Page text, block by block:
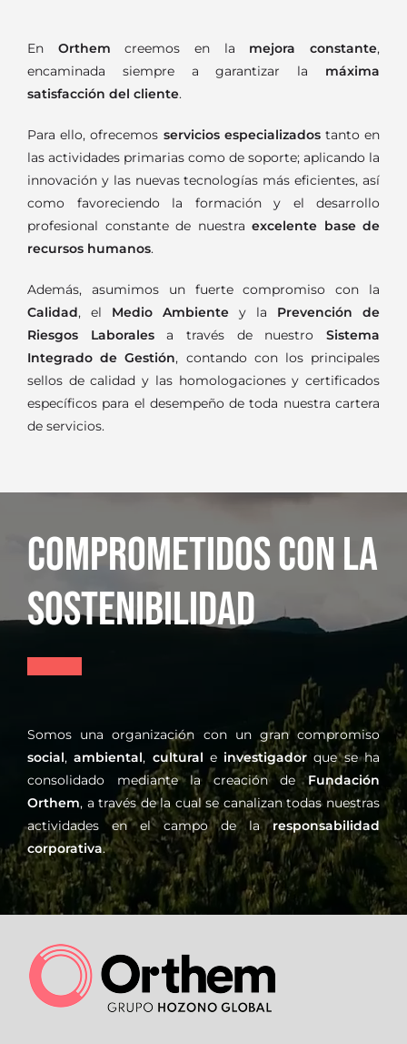
En Orthem creemos en la mejora constante,
encaminada siempre a garantizar la máxima
satisfacción del cliente.
Para ello, ofrecemos servicios especializadostanto en
las actividades primarias como de soporte; aplicando la
innovación y las nuevas tecnologías más eficientes, así
como favoreciendo la formación y el desarrollo
profesional constante de nuestra excelente base de
recursos humanos.
Además, asumimos un fuerte compromiso con la
Calidad, el Medio Ambiente y la Prevención de
Riesgos Laboralesa través de nuestroSistema
Integrado de Gestión, contando con los principales
sellos de calidad y las homologaciones y certificados
específicos para el desempeño de toda nuestra cartera
de servicios.
COMPROMETIDOS CON LA
SOSTENIBILIDAD
Somos una organización con un gran compromiso
social,ambiental, cultural e investigador que se ha
consolidado mediante la creación deFundación
Orthem, a través de la cual se canalizan todas nuestras
actividades en el campo de laresponsabilidad
corporativa.